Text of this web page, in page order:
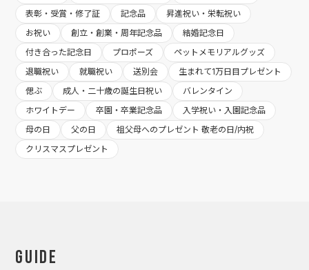
表彰・受賞・修了証
記念品
昇進祝い・栄転祝い
お祝い
創立・創業・周年記念品
結婚記念日
付き合った記念日
プロポーズ
ペットメモリアルグッズ
退職祝い
就職祝い 送別会
生まれて1万日目プレゼント
偲ぶ
成人・二十歳の誕生日祝い
バレンタイン
ホワイトデー
卒園・卒業記念品
入学祝い・入園記念品
母の日
父の日
祖父母へのプレゼント 敬老の日/内祝
クリスマスプレゼント
Guide